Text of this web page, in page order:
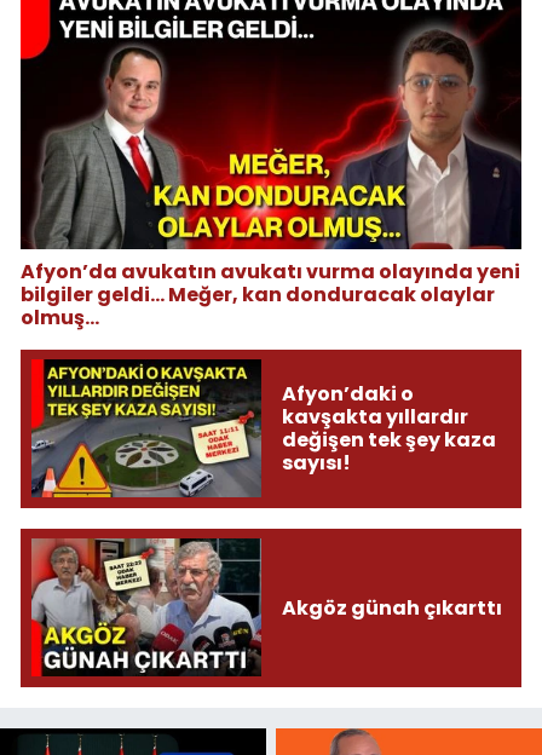
Afyon’da avukatın avukatı vurma olayında yeni
bilgiler geldi... Meğer, kan donduracak olaylar
olmuş...
Afyon’daki o
kavşakta yıllardır
değişen tek şey kaza
sayısı!
Akgöz günah çıkarttı